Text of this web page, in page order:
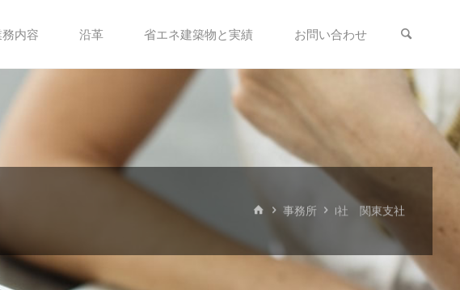
内容 沿革 省エネ建築物と実績 お問い合わせ
ホ 事務所 I社 関東支社